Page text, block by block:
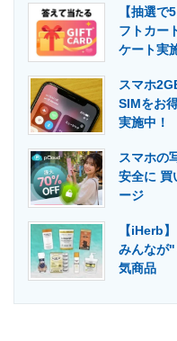
導入・活用を支援
ーの専門メディア 建設×
【抽選
フトカー
ケート実
スマホ
SIMをお
実施中！
スマホの
安全に 買
ージ
【iHerb
みんなが
気商品